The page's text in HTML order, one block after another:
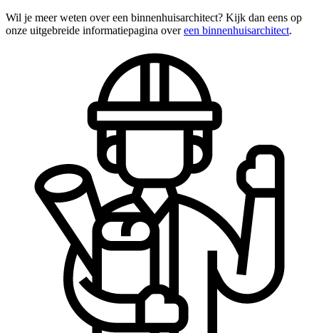
Wil je meer weten over een binnenhuisarchitect? Kijk dan eens op
onze uitgebreide informatiepagina overeen binnenhuisarchitect.